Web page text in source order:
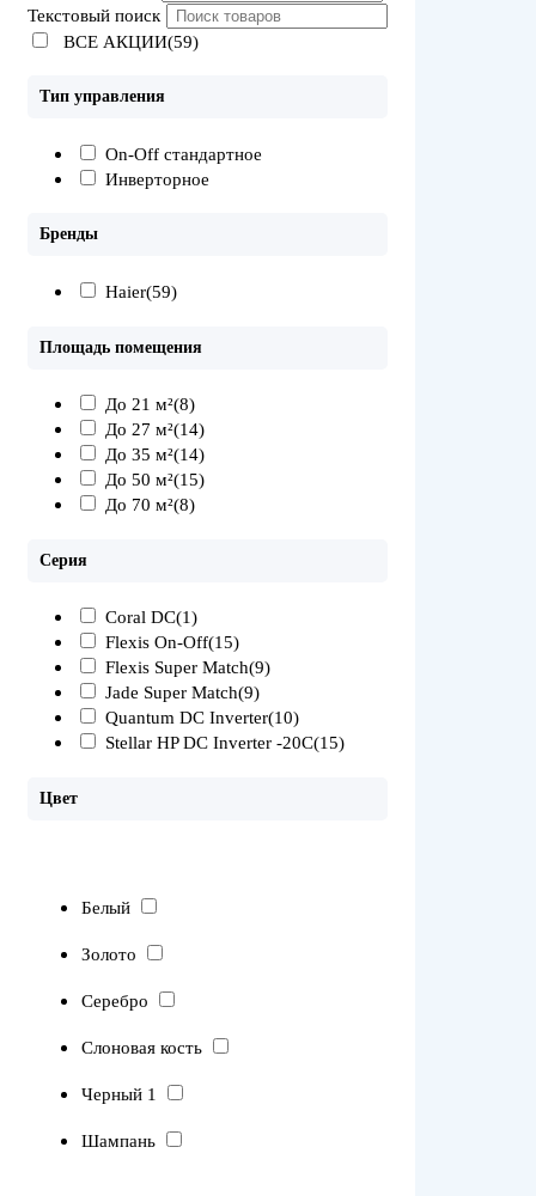
Текстовый поиск
ВСЕ АКЦИИ(59)
Тип управления
On-Off стандартное
Инверторное
Бренды
Haier(59)
Площадь помещения
До 21 м²(8)
До 27 м²(14)
До 35 м²(14)
До 50 м²(15)
До 70 м²(8)
Серия
Coral DC(1)
Flexis On-Off(15)
Flexis Super Match(9)
Jade Super Match(9)
Quantum DC Inverter(10)
Stellar HP DC Inverter -20С(15)
Цвет
Белый
Золото
Серебро
Слоновая кость
Черный 1
Шампань